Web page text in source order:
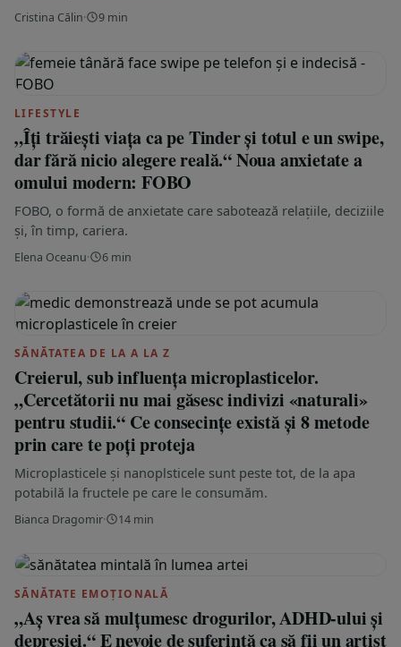
Cristina Călin· 9 min
LIFESTYLE
„Îți trăiești viața ca pe Tinder și totul e un swipe,
dar fără nicio alegere reală.“ Noua anxietate a
omului modern: FOBO
FOBO, o formă de anxietate care sabotează relațiile, deciziile
și, în timp, cariera.
Elena Oceanu· 6 min
SĂNĂTATEA DE LA A LA Z
Creierul, sub influența microplasticelor.
„Cercetătorii nu mai găsesc indivizi «naturali»
pentru studii.“ Ce consecințe există și 8 metode
prin care te poți proteja
Microplasticele și nanoplsticele sunt peste tot, de la apa
potabilă la fructele pe care le consumăm.
Bianca Dragomir· 14 min
SĂNĂTATE EMOȚIONALĂ
„Aș vrea să mulțumesc drogurilor, ADHD-ului și
depresiei.“ E nevoie de suferință ca să fii un artist